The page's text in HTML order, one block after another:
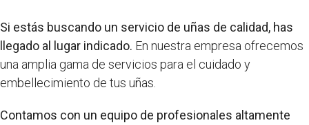
Si estás buscando un servicio de uñas de calidad, has
llegado al lugar indicado. En nuestra empresa ofrecemos
una amplia gama de servicios para el cuidado y
embellecimiento de tus uñas.
Contamos con un equipo de profesionales altamente